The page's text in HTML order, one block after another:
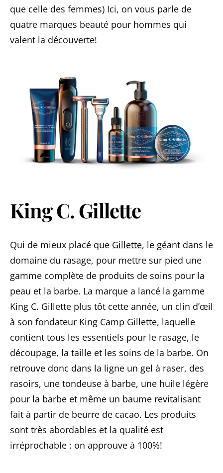
que celle des femmes) Ici, on vous parle de
quatre marques beauté pour hommes qui
valent la découverte!
King C. Gillette
Qui de mieux placé que Gillette, le géant dans le
domaine du rasage, pour mettre sur pied une
gamme complète de produits de soins pour la
peau et la barbe. La marque a lancé la gamme
King C. Gillette plus tôt cette année, un clin d’œil
à son fondateur King Camp Gillette, laquelle
contient tous les essentiels pour le rasage, le
découpage, la taille et les soins de la barbe. On
retrouve donc dans la ligne un gel à raser, des
rasoirs, une tondeuse à barbe, une huile légère
pour la barbe et même un baume revitalisant
fait à partir de beurre de cacao. Les produits
sont très abordables et la qualité est
irréprochable : on approuve à 100%!